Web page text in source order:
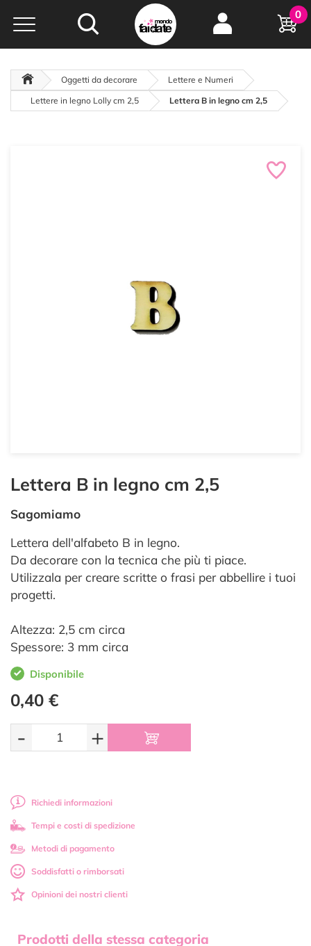
Hobby e
creatività...
oltre 15 anni online
0
Oggetti da decorare
Lettere e Numeri
Lettere in legno Lolly cm 2,5
Lettera B in legno cm 2,5
Lettera B in legno cm 2,5
Sagomiamo
Lettera dell'alfabeto B in legno.
Da decorare con la tecnica che più ti piace.
Utilizzala per creare scritte o frasi per abbellire i tuoi
progetti.
Altezza: 2,5 cm circa
Spessore: 3 mm circa
Disponibile
0,40 €
- +
Richiedi informazioni
Tempi e costi di spedizione
Metodi di pagamento
Soddisfatti o rimborsati
Opinioni dei nostri clienti
Prodotti della stessa categoria